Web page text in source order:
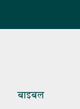
बाइबल